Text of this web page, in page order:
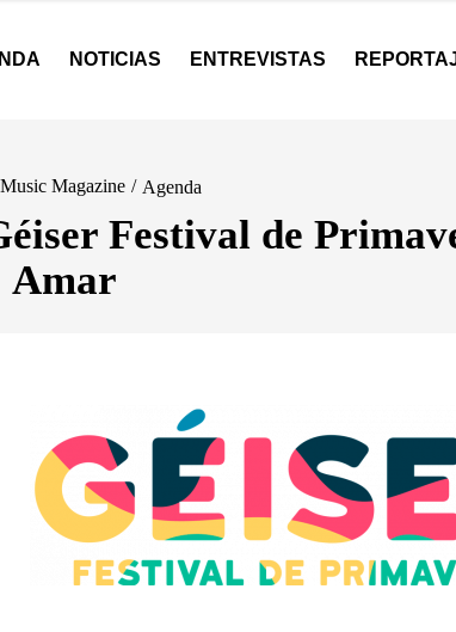
NOTICIAS ENTREVISTAS
Magazine / Agenda
Festival de
Amar